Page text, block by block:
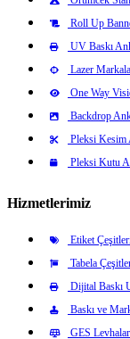
Roll Up
UV Baskı
Lazer
One Way
Backdrop
Pleksi Kesim
Pleksi Kutu
Hizmetlerimiz
Etiket
Tabela
Dijital Baskı
Baskı ve
GES